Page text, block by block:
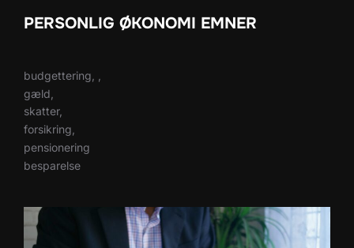
PERSONLIG ØKONOMI EMNER
budgettering, ,
gæld,
skatter,
forsikring,
pensionering
besparelse